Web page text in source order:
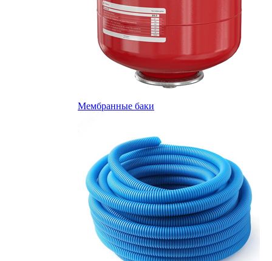
Мембранные баки